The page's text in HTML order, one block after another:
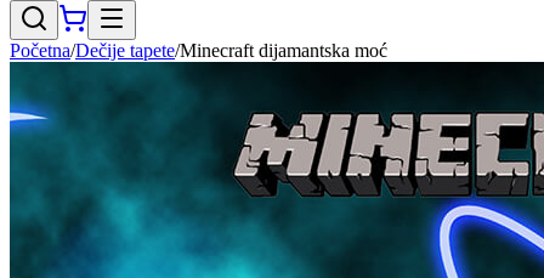
Početna/Dečije tapete/Minecraft dijamantska moć